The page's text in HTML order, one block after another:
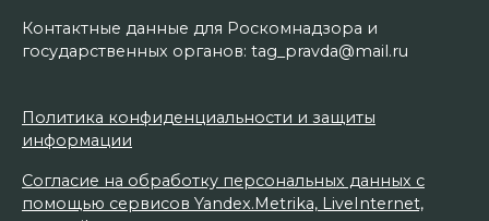
Контактные данные для Роскомнадзора и
государственных органов: tag_pravda@mail.ru
Политика конфиденциальности и защиты
информации
Согласие на обработку персональных данных с
помощью сервисов Yandex.Metrika, LiveInternet,